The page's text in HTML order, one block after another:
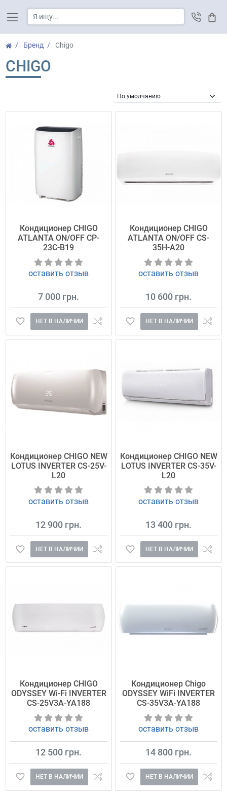
Бренд Chigo
CHIGO
Кондиционер CHIGO
ATLANTA ON/OFF CP-
23C-B19
оставить отзыв
7 000 грн.
НЕТ В НАЛИЧИИ
Кондиционер CHIGO
ATLANTA ON/OFF CS-
35H-A20
оставить отзыв
10 600 грн.
НЕТ В НАЛИЧИИ
Кондиционер CHIGO NEW
LOTUS INVERTER CS-25V-
L20
оставить отзыв
12 900 грн.
НЕТ В НАЛИЧИИ
Кондиционер CHIGO NEW
LOTUS INVERTER CS-35V-
L20
оставить отзыв
13 400 грн.
НЕТ В НАЛИЧИИ
Кондиционер CHIGO
ODYSSEY Wi-Fi INVERTER
CS-25V3A-YA188
оставить отзыв
12 500 грн.
НЕТ В НАЛИЧИИ
Кондиционер Chigo
ODYSSEY WiFi INVERTER
CS-35V3A-YA188
оставить отзыв
14 800 грн.
НЕТ В НАЛИЧИИ